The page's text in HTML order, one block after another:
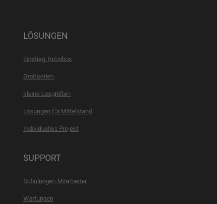
LÖSUNGEN
Einstieg: Robobox
Großserien
kleine Losgrößen
Lösungen für Mittelstand
Individuelles Projekt
SUPPORT
Schulungen Mitarbeiter
Wartungen